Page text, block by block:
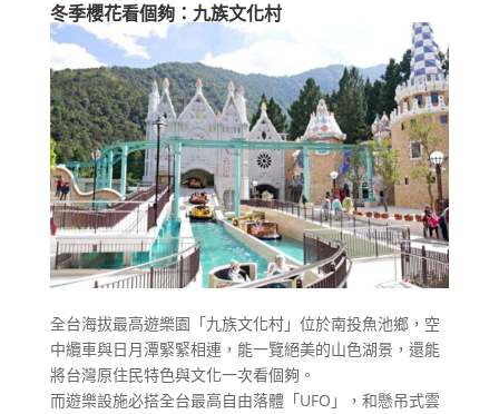
冬季櫻花看個夠：九族文化村
全台海拔最高遊樂園「九族文化村」位於南投魚池鄉，空
中纜車與日月潭緊緊相連，能一覽絕美的山色湖景，還能
將台灣原住民特色與文化一次看個夠。
而遊樂設施必搭全台最高自由落體「UFO」，和懸吊式雲